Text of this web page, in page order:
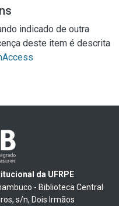
indicado de outra
deste item é descrita
da UFRPE
- Biblioteca Central
s/n, Dois Irmãos